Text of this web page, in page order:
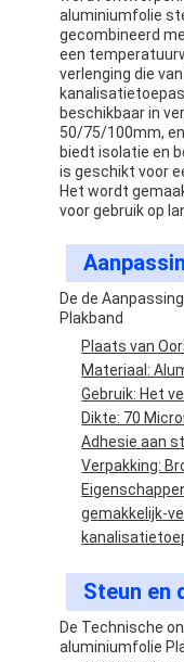
De Doekband
Folie Onder
De Doek van de
De Band van het
De Band van de
Tweezijdige
HUISDIEREN
Het Afgietsel
Elektrische
aluminiumfolie
gecombineerd
een
verlenging die
beschikbaar in
50/75/100mm,
biedt isolatie en
is geschikt voor
Het wordt
voor gebruik op
De de
Plakband
Plaats van
Materiaal:
Gebruik: Het
Dikte: 70
Adhesie aan
Verpakking:
gemakkelijk-
Steun en
De Technische
aluminiumfolie